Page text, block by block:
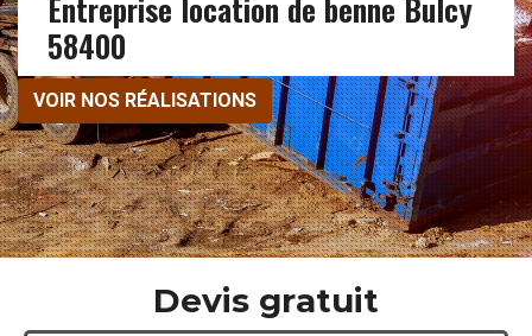
58400
VOIR NOS RÉALISATIONS
Devis gratuit